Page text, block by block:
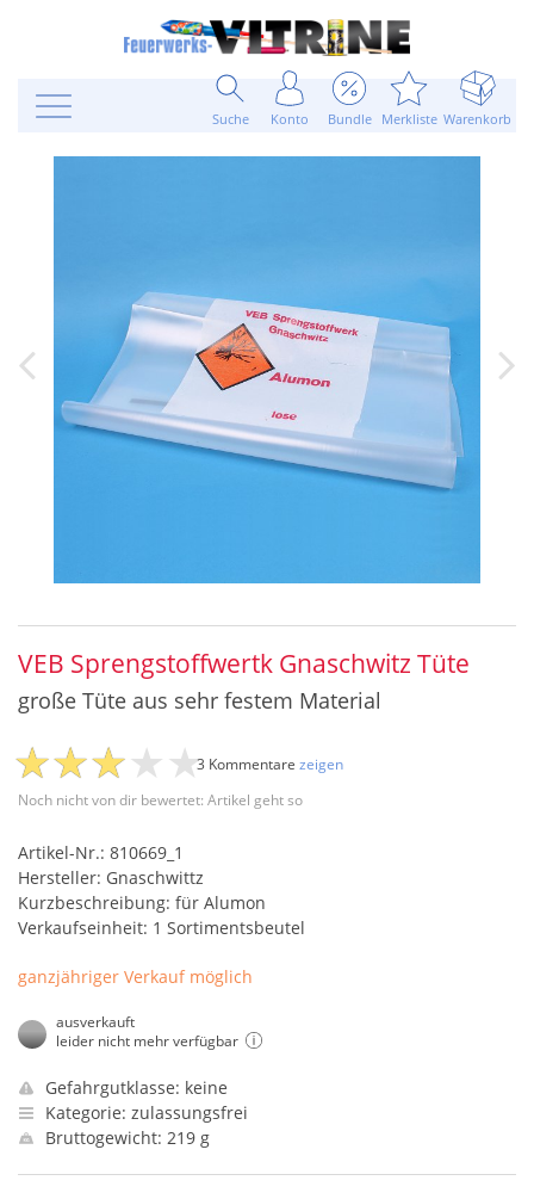
Suche Konto Bundle Merkliste Warenkorb
VEB Sprengstoffwertk Gnaschwitz Tüte
große Tüte aus sehr festem Material
Noch nicht von dir bewertet: Artikel geht so
3 Kommentare zeigen
Artikel-Nr.: 810669_1
Hersteller: Gnaschwittz
Kurzbeschreibung: für Alumon
Verkaufseinheit: 1 Sortimentsbeutel
ganzjähriger Verkauf möglich
ausverkauft
leider nicht mehr verfügbar
Gefahrgutklasse: keine
Kategorie: zulassungsfrei
Bruttogewicht: 219 g